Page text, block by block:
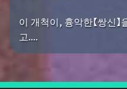
이 개척이, 흉악한【쌍신
고....